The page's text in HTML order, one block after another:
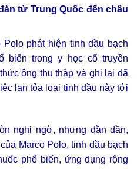
từ Trung Quốc đến châu
Polo phát hiện tinh dầu bạch
biến trong y học cổ truyền
ông thu thập và ghi lại đã
lan tỏa loại tinh dầu này tới
nghi ngờ, nhưng dần dần,
Marco Polo, tinh dầu bạch
phổ biến, ứng dụng rộng